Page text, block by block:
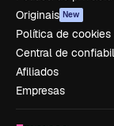
Originais New
Política de cookies
Central de
Afiliados
Empresas